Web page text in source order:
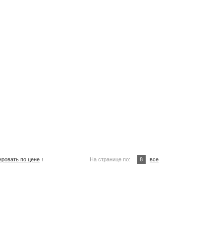
На странице по: 8 все
по цене ↑